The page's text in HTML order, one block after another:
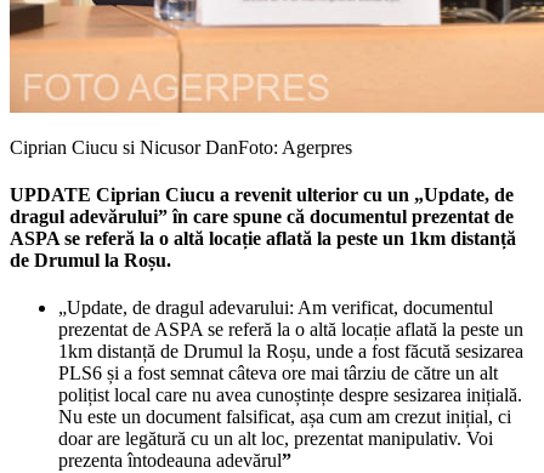
Ciprian Ciucu si Nicusor DanFoto: Agerpres
UPDATE Ciprian Ciucu a revenit ulterior cu un „Update, de
dragul adevărului” în care spune că documentul prezentat de
ASPA se referă la o altă locație aflată la peste un 1km distanță
de Drumul la Roșu.
„Update, de dragul adevarului: Am verificat, documentul
prezentat de ASPA se referă la o altă locație aflată la peste un
1km distanță de Drumul la Roșu, unde a fost făcută sesizarea
PLS6 și a fost semnat câteva ore mai târziu de către un alt
polițist local care nu avea cunoștințe despre sesizarea inițială.
Nu este un document falsificat, așa cum am crezut inițial, ci
doar are legătură cu un alt loc, prezentat manipulativ. Voi
prezenta întodeauna adevărul”